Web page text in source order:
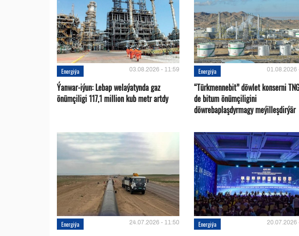
Energiýa 03.08.2026 - 11:59
Ýanwar-iýun: Lebap welaýatynda gaz
önümçiligi 117,1 million kub metr artdy
Energiýa 01.08.2026
“Türkmennebit” döwlet konserni
de bitum önümçiligini
döwrebaplaşdyrmagy meýilleşdirýär
Energiýa 24.07.2026 - 11:50 Energiýa 20.07.2026